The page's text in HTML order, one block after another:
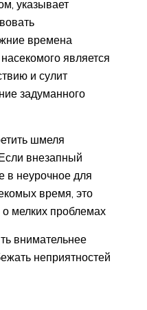
указывает
времена
является
и сулит
задуманного
шмеля
внезапный
в неурочное для
время, это
мелких проблемах
внимательнее
неприятностей